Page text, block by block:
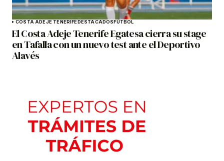
COSTA ADEJE TENERIFEDESTACADOSFÚTBOL
El Costa Adeje Tenerife Egatesa cierra su stage
en Tafalla con un nuevo test ante el Deportivo
Alavés